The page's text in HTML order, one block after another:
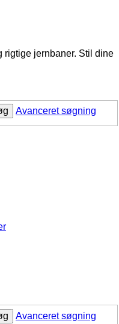
rigtige jernbaner. Stil dine
Avanceret søgning
Avanceret søgning